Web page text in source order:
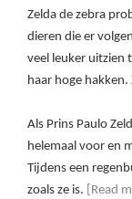
Zelda de zebra
dieren die er
veel leuker uitzien
haar hoge hakken.
Als Prins Paulo
helemaal voor en
Tijdens een
zoals ze is.
[Read